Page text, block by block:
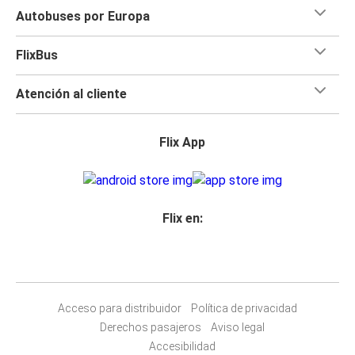
Autobuses por Europa
FlixBus
Atención al cliente
Flix App
Flix en:
Acceso para distribuidor
Política de privacidad
Derechos pasajeros
Aviso legal
Accesibilidad